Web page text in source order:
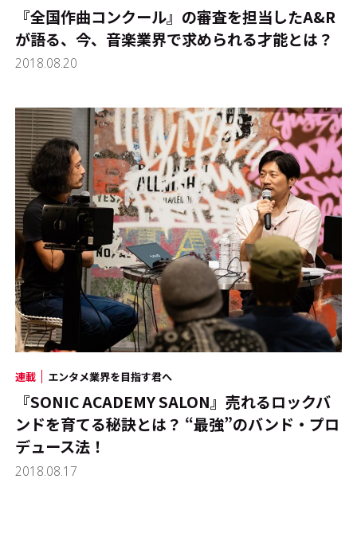
『全国作曲コンクール』の審査を担当したA&R
が語る、今、音楽業界で求められる才能とは？
2018.08.20
連載 エンタメ業界を目指す君へ
『SONIC ACADEMY SALON』売れるロックバ
ンドを育てる秘訣とは？ “最強”のバンド・プロ
デュース法！
2018.08.17